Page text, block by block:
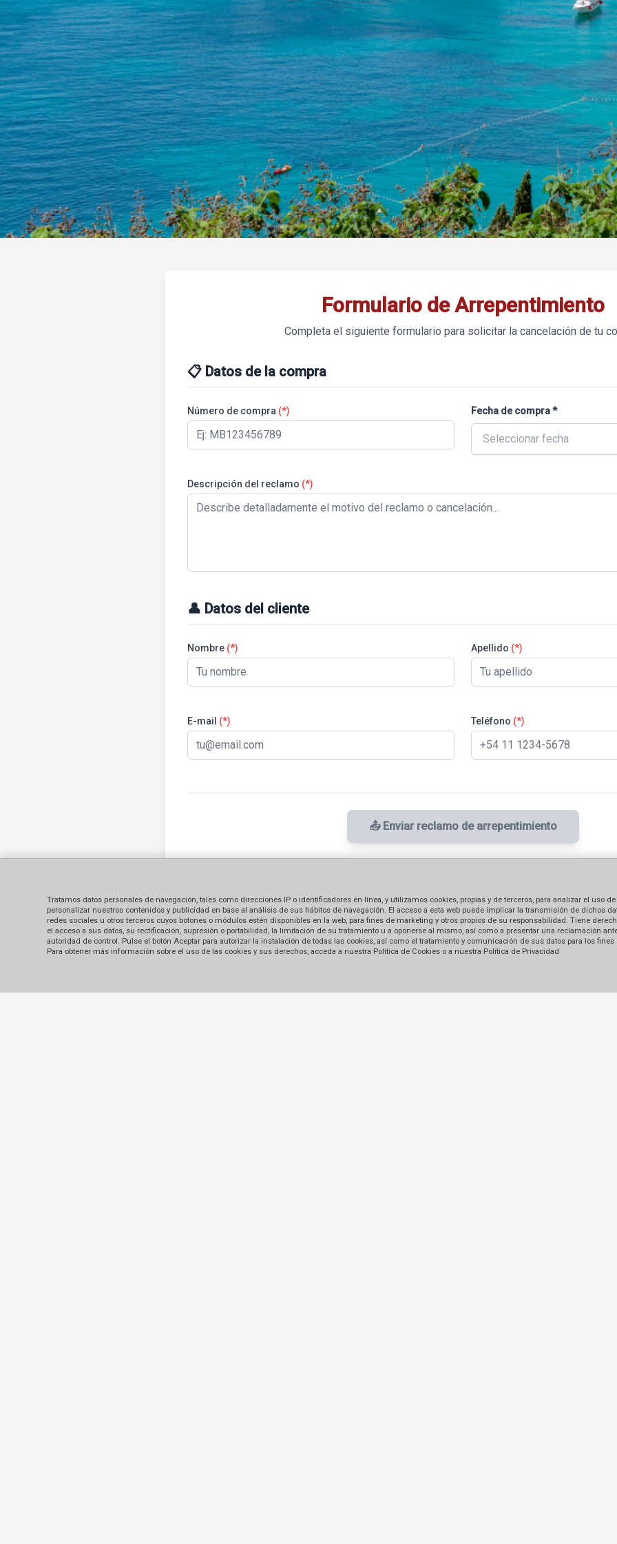
Formulario de Arrepentimiento
Completa el siguiente formulario para solicitar la cancelación de tu
📋 Datos de la compra
Número de compra (*) Fecha de compra *
Seleccionar fecha
Descripción del reclamo (*)
👤 Datos del cliente
Nombre (*) Apellido (*)
E-mail (*) Teléfono (*)
📤 Enviar reclamo de arrepentimiento
Tratamos datos personales de navegación, tales como direcciones IP o identificadores en línea, y utilizamos cookies, propias y de terceros, para analizar el uso de
personalizar nuestros contenidos y publicidad en base al análisis de sus hábitos de navegación. El acceso a esta web puede implicar la transmisión de dichos
redes sociales u otros terceros cuyos botones o módulos estén disponibles en la web, para fines de marketing y otros propios de su responsabilidad. Tiene
el acceso a sus datos, su rectificación, supresión o portabilidad, la limitación de su tratamiento u a oponerse al mismo, así como a presentar una reclamación
autoridad de control. Pulse el botón Aceptar para autorizar la instalación de todas las cookies, así como el tratamiento y comunicación de sus datos para los fines
Para obtener más información sobre el uso de las cookies y sus derechos, acceda a nuestra Política de Cookies o a nuestra Política de Privacidad